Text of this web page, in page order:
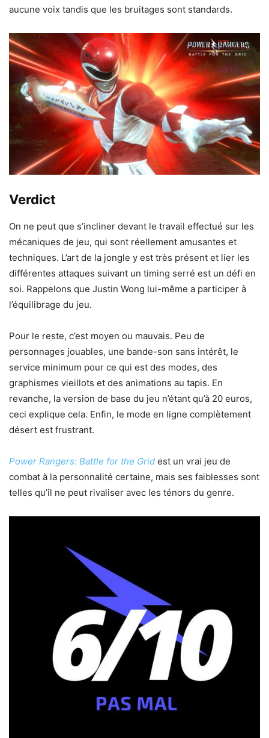
aucune voix tandis que les bruitages sont standards.
Verdict
On ne peut que s’incliner devant le travail effectué sur les
mécaniques de jeu, qui sont réellement amusantes et
techniques. L’art de la jongle y est très présent et lier les
différentes attaques suivant un timing serré est un défi en
soi. Rappelons que Justin Wong lui-même a participer à
l’équilibrage du jeu.
Pour le reste, c’est moyen ou mauvais. Peu de
personnages jouables, une bande-son sans intérêt, le
service minimum pour ce qui est des modes, des
graphismes vieillots et des animations au tapis. En
revanche, la version de base du jeu n’étant qu’à 20 euros,
ceci explique cela. Enfin, le mode en ligne complètement
désert est frustrant.
Power Rangers: Battle for the Grid est un vrai jeu de
combat à la personnalité certaine, mais ses faiblesses sont
telles qu’il ne peut rivaliser avec les ténors du genre.